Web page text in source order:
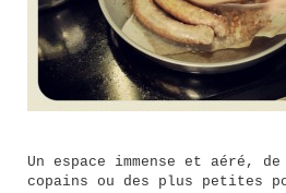
Un espace immense et aéré,
copains ou des plus petites